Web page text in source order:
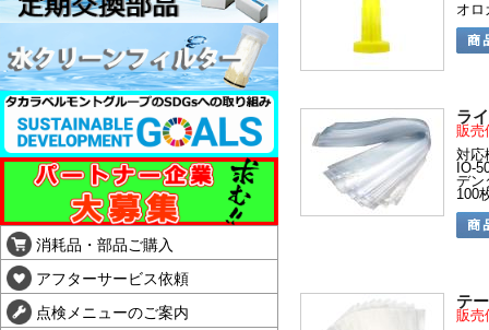
消耗品・部品ご購入
アフターサービス依頼
点検メニューのご案内
オロ
ラ
販売
対応
IO-
デン
100
テ
販売